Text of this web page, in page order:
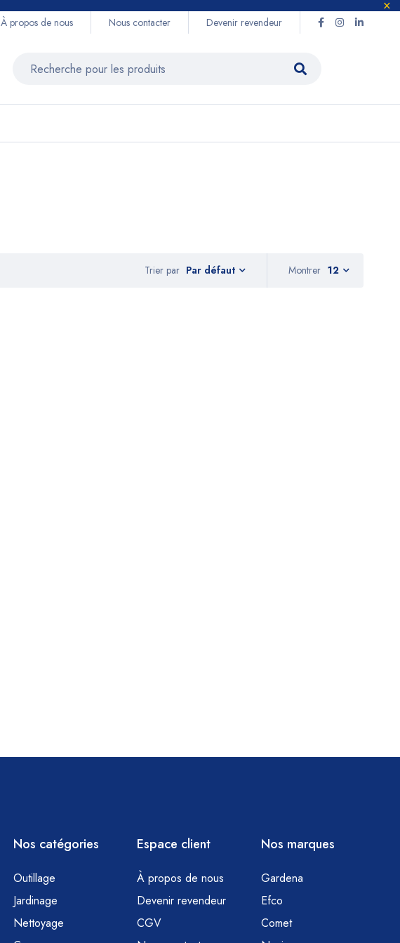
À propos de nous Nous contacter Devenir revendeur
Trier par Par défaut Montrer 12
Nos catégories
Outillage
Jardinage
Nettoyage
Espace client
À propos de nous
Devenir revendeur
CGV
Nos marques
Gardena
Efco
Comet